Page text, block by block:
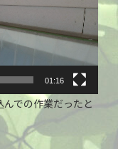
01:16
での作業だったと